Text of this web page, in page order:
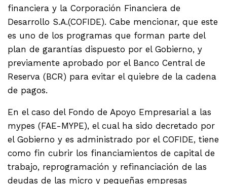
financiera y la Corporación Financiera de
Desarrollo S.A.(COFIDE). Cabe mencionar, que este
es uno de los programas que forman parte del
plan de garantías dispuesto por el Gobierno, y
previamente aprobado por el Banco Central de
Reserva (BCR) para evitar el quiebre de la cadena
de pagos.
En el caso del Fondo de Apoyo Empresarial a las
mypes (FAE-MYPE), el cual ha sido decretado por
el Gobierno y es administrado por el COFIDE, tiene
como fin cubrir los financiamientos de capital de
trabajo, reprogramación y refinanciación de las
deudas de las micro y pequeñas empresas